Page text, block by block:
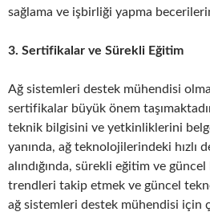
sağlama ve işbirliği yapma
3. Sertifikalar ve Sürekli Eğitim
Ağ sistemleri destek mühendisi
sertifikalar büyük önem
teknik bilgisini ve yetkinliklerini
yanında, ağ teknolojilerindeki hızlı
alındığında, sürekli eğitim ve
trendleri takip etmek ve güncel
ağ sistemleri destek mühendisi için